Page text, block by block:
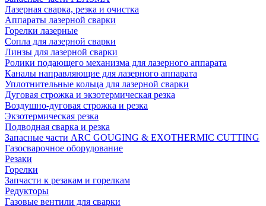
Лазерная сварка, резка и очистка
Аппараты лазерной сварки
Горелки лазерные
Сопла для лазерной сварки
Линзы для лазерной сварки
Ролики подающего механизма для лазерного аппарата
Каналы направляющие для лазерного аппарата
Уплотнительные кольца для лазерной сварки
Дуговая строжка и экзотермическая резка
Воздушно-дуговая строжка и резка
Экзотермическая резка
Подводная сварка и резка
Запасные части ARC GOUGING & EXOTHERMIC CUTTING
Газосварочное оборудование
Резаки
Горелки
Запчасти к резакам и горелкам
Редукторы
Газовые вентили для сварки